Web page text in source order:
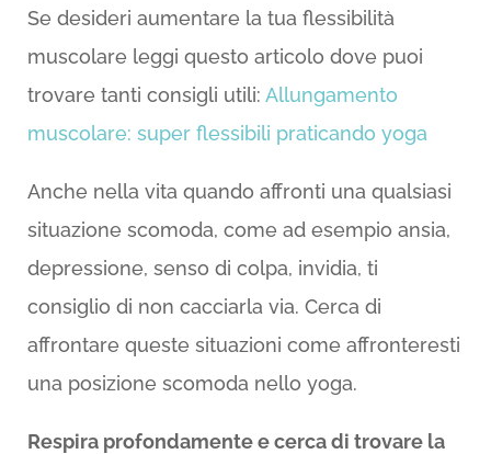
Se desideri aumentare la tua flessibilità
muscolare leggi questo articolo dove puoi
trovare tanti consigli utili: Allungamento
muscolare: super flessibili praticando yoga
Anche nella vita quando affronti una qualsiasi
situazione scomoda, come ad esempio ansia,
depressione, senso di colpa, invidia, ti
consiglio di non cacciarla via. Cerca di
affrontare queste situazioni come affronteresti
una posizione scomoda nello yoga.
Respira profondamente e cerca di trovare la